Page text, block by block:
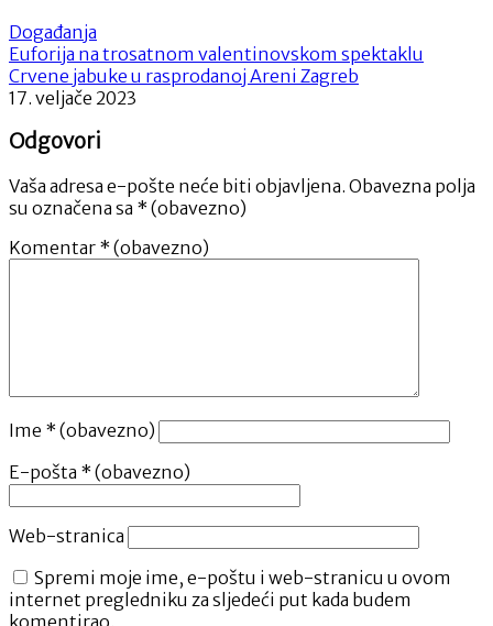
Događanja
Euforija na trosatnom valentinovskom spektaklu
Crvene jabuke u rasprodanoj Areni Zagreb
17. veljače 2023
Odgovori
Vaša adresa e-pošte neće biti objavljena. Obavezna polja
su označena sa * (obavezno)
Komentar * (obavezno)
Ime * (obavezno)
E-pošta * (obavezno)
Web-stranica
Spremi moje ime, e-poštu i web-stranicu u ovom
internet pregledniku za sljedeći put kada budem